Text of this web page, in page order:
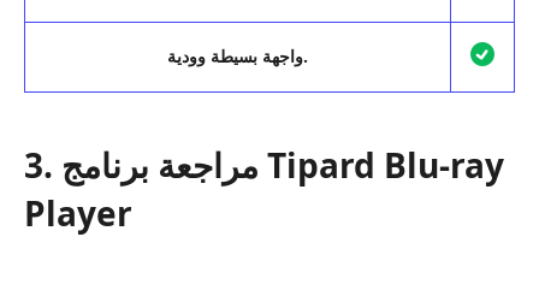
واجهة بسيطة وودية.
3. مراجعة برنامج Tipard Blu-ray
Player